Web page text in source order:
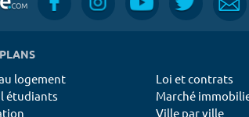
logement
étudiants
Loi et contrats
Marché
Ville par ville